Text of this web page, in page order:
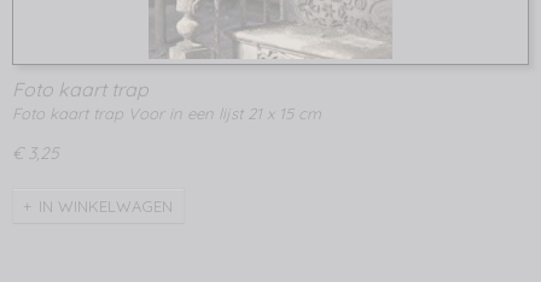
Foto kaart trap
Foto kaart trap Voor in een lijst 21 x 15 cm
€ 3,25
IN WINKELWAGEN